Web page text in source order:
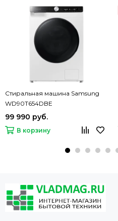
Стиральная машина Samsung
WD90T654DBE
99 990 руб.
В корзину